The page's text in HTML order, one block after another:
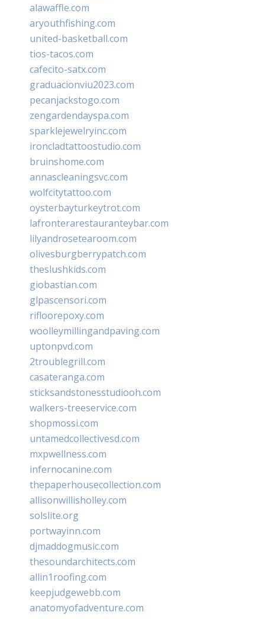
alawaffle.com
aryouthfishing.com
united-basketball.com
tios-tacos.com
cafecito-satx.com
graduacionviu2023.com
pecanjackstogo.com
zengardendayspa.com
sparklejewelryinc.com
ironcladtattoostudio.com
bruinshome.com
annascleaningsvc.com
wolfcitytattoo.com
oysterbayturkeytrot.com
lafronterarestauranteybar.com
lilyandrosetearoom.com
olivesburgberrypatch.com
theslushkids.com
giobastian.com
glpascensori.com
rifloorepoxy.com
woolleymillingandpaving.com
uptonpvd.com
2troublegrill.com
casateranga.com
sticksandstonesstudiooh.com
walkers-treeservice.com
shopmossi.com
untamedcollectivesd.com
mxpwellness.com
infernocanine.com
thepaperhousecollection.com
allisonwillisholley.com
solslite.org
portwayinn.com
djmaddogmusic.com
thesoundarchitects.com
allin1roofing.com
keepjudgewebb.com
anatomyofadventure.com